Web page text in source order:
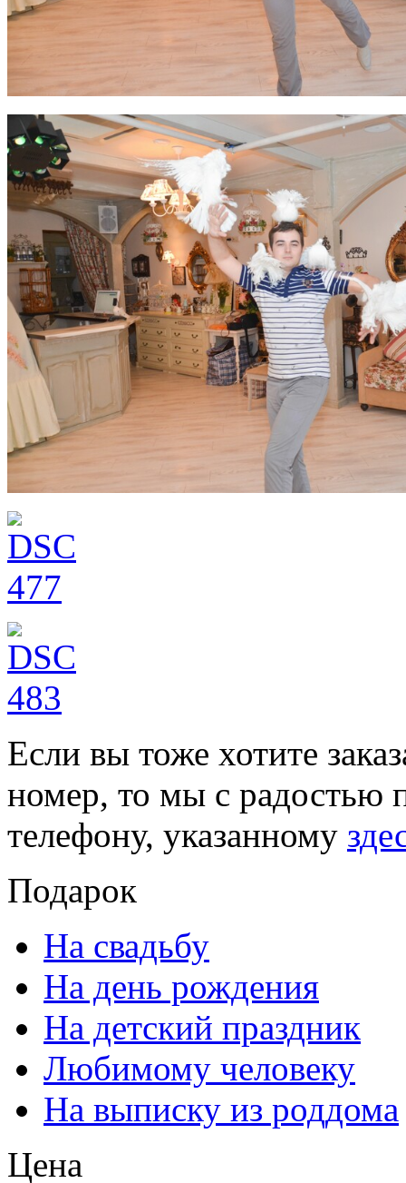
Если вы тоже хотите
номер, то мы с радостью
телефону, указанному
Подарок
На свадьбу
На день рождения
На детский праздник
Любимому человеку
На выписку из роддома
Цена